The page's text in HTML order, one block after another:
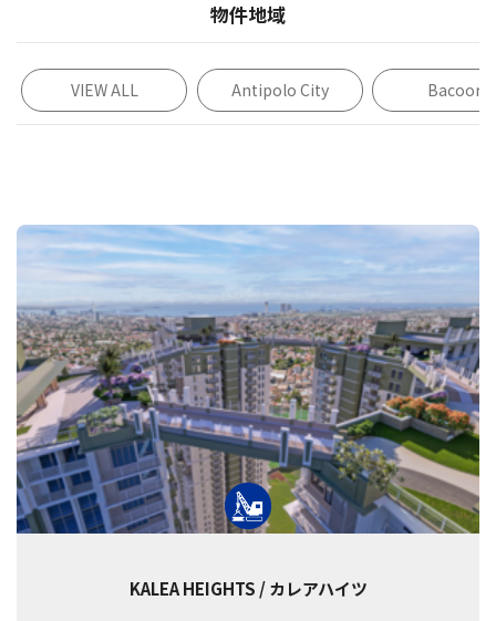
物件地域
VIEW ALL Antipolo City Bacoor
KALEA HEIGHTS / カレアハイツ